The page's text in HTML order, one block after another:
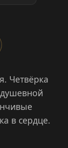
Четвёрка
в сердце.